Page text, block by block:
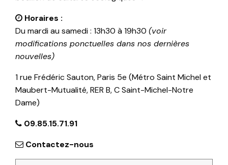
Horaires :
Du mardi au samedi : 13h30 à 19h30 (voir
modifications ponctuelles dans nos dernières
nouvelles)
1 rue Frédéric Sauton, Paris 5e (Métro Saint Michel et
Maubert-Mutualité, RER B, C Saint-Michel-Notre
Dame)
09.85.15.71.91
Contactez-nous